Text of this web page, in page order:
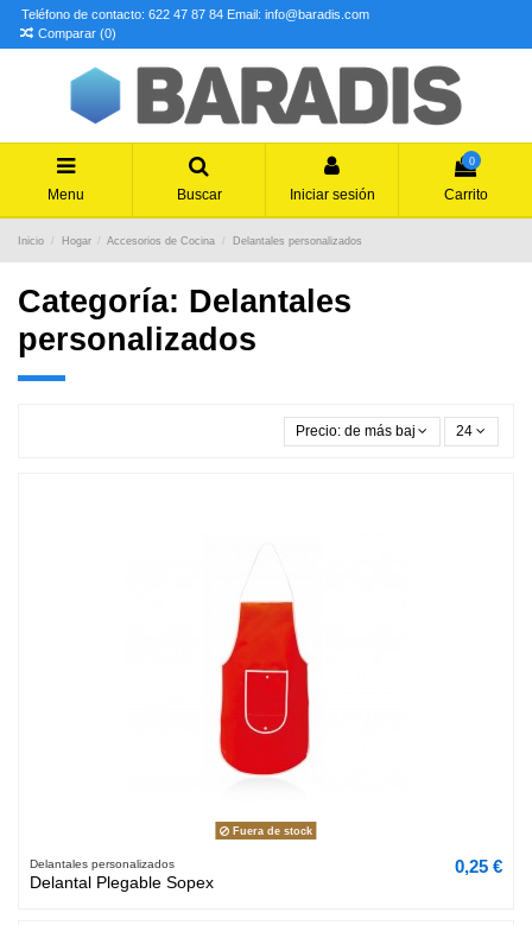
Teléfono de contacto: 622 47 87 84 Email: info@baradis.com
Comparar (0)
Menu Buscar Iniciar sesión
0
Carrito
Inicio Hogar Accesorios de Cocina Delantales personalizados
Categoría: Delantales
personalizados
Precio: de más bajo a más alto
24
Fuera de stock
Delantales personalizados
Delantal Plegable Sopex
0,25 €